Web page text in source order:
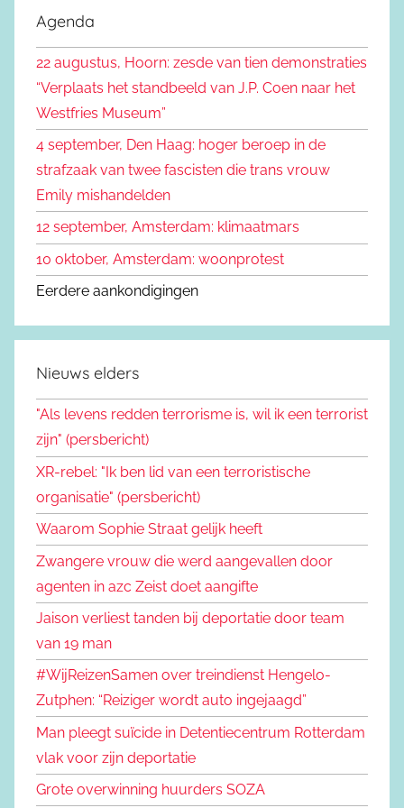
e
n
r
:
e
n
Agenda
22 augustus, Hoorn: zesde van tien demonstraties
“Verplaats het standbeeld van J.P. Coen naar het
Westfries Museum”
4 september, Den Haag: hoger beroep in de
strafzaak van twee fascisten die trans vrouw
Emily mishandelden
12 september, Amsterdam: klimaatmars
10 oktober, Amsterdam: woonprotest
Eerdere aankondigingen
Nieuws elders
"Als levens redden terrorisme is, wil ik een terrorist
zijn" (persbericht)
XR-rebel: "Ik ben lid van een terroristische
organisatie" (persbericht)
Waarom Sophie Straat gelijk heeft
Zwangere vrouw die werd aangevallen door
agenten in azc Zeist doet aangifte
Jaison verliest tanden bij deportatie door team
van 19 man
#WijReizenSamen over treindienst Hengelo-
Zutphen: “Reiziger wordt auto ingejaagd”
Man pleegt suïcide in Detentiecentrum Rotterdam
vlak voor zijn deportatie
Grote overwinning huurders SOZA